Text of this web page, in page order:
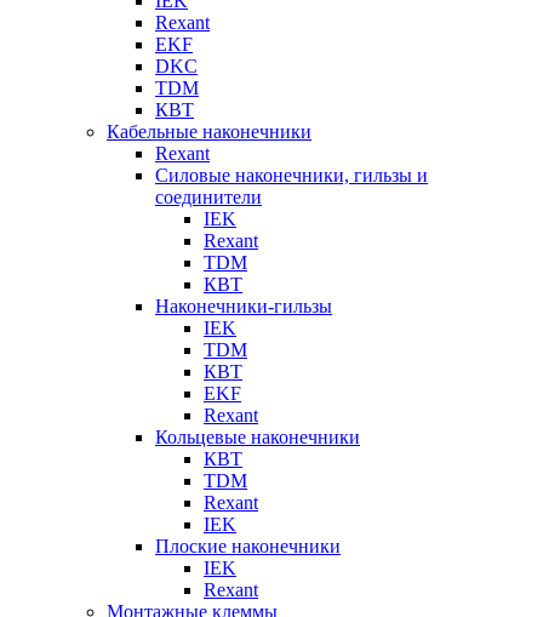
Rexant
EKF
DKC
TDM
КВТ
Кабельные наконечники
Rexant
Силовые наконечники, гильзы и
соединители
IEK
Rexant
TDM
КВТ
Наконечники-гильзы
IEK
TDM
КВТ
EKF
Rexant
Кольцевые наконечники
КВТ
TDM
Rexant
IEK
Плоские наконечники
IEK
Rexant
Монтажные клеммы